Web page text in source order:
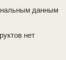
данным
нет